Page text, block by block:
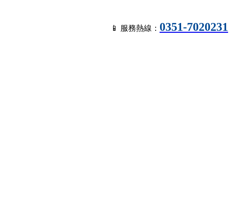
📱 服務熱線： 0351-7020231